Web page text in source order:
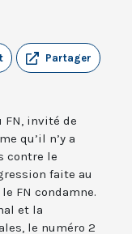
Partager
invité de
qu’il n’y a
contre le
faite au
FN condamne.
et la
le numéro 2